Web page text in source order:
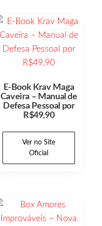
E-Book Krav Maga
Caveira – Manual de
Defesa Pessoal por
R$49,90
Ver no Site
Oficial